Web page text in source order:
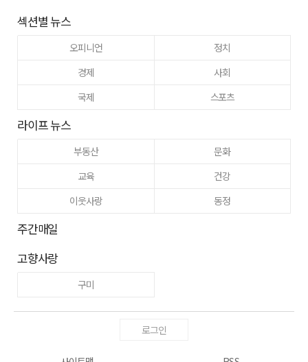
섹션별 뉴스
오피니언
정치
경제
사회
국제
스포츠
라이프 뉴스
부동산
문화
교육
건강
이웃사랑
동정
주간매일
고향사랑
구미
로그인